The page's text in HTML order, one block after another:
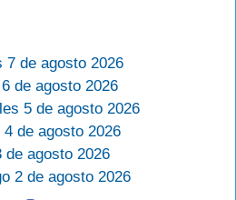
7 de agosto 2026
de agosto 2026
5 de agosto 2026
de agosto 2026
de agosto 2026
2 de agosto 2026